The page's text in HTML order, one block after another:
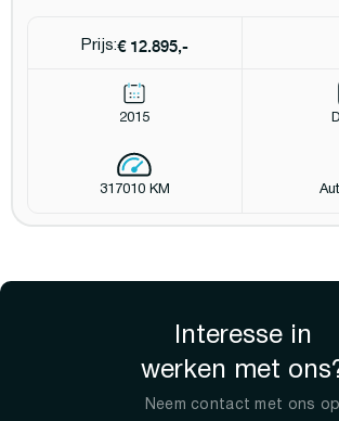
Prijs:€ 12.895,-
2015
317010 KM
Interesse in
werken met
Neem contact met ons op